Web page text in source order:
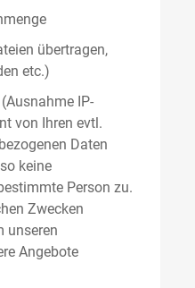
übertragen,
etc.)
IP-
von Ihren evtl.
Daten
keine
Person zu.
Zwecken
unseren
Angebote